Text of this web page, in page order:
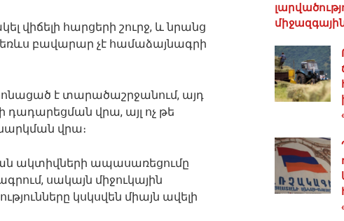
վիճելի հարցերի շուրջ, և նրանց
բավարար չէ համաձայնագրի
է տարածաշրջանում, այդ
դադարեցման վրա, այլ ոչ թե
վրա։
ակտիվների ապասառեցումը
սակայն միջուկային
կսկսվեն միայն ավելի